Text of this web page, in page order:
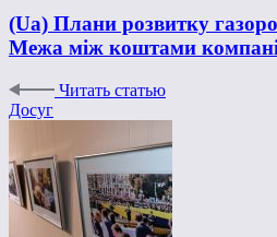
(Ua) Плани розвитку
Межа між коштами
Читать статью
Досуг